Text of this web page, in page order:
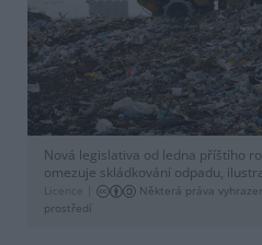
Nová legislativa od ledna příštího
omezuje skládkování odpadu,
Licence | Některá práva
prostředí